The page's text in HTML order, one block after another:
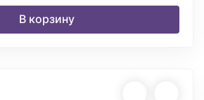
В корзину